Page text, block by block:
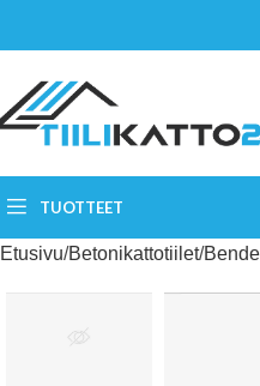
TUOTTEET
Etusivu Betonikattotiilet